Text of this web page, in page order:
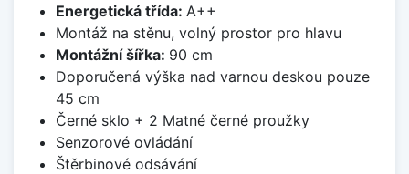
Energetická třída: A++
Montáž na stěnu, volný prostor pro hlavu
Montážní šířka: 90 cm
Doporučená výška nad varnou deskou pouze
45 cm
Černé sklo + 2 Matné černé proužky
Senzorové ovládání
Štěrbinové odsávání